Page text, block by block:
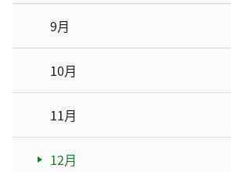
9月
10月
11月
12月